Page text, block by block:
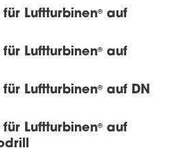
für Luftturbinen®
auf
für Luftturbinen®
auf
für Luftturbinen®
auf DN
für Luftturbinen®
auf